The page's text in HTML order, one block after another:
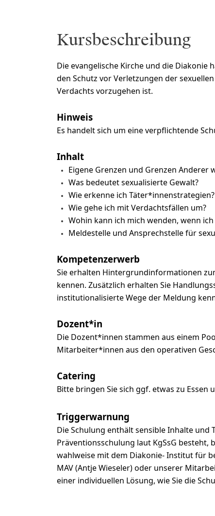
Kursbeschreibung
Die evangelische Kirche und die Diakonie
den Schutz vor Verletzungen der
Verdachts vorzugehen ist.
Hinweis
Es handelt sich um eine verpflichtende
Inhalt
Eigene Grenzen und Grenzen Anderer
Was bedeutet sexualisierte Gewalt?
Wie erkenne ich Täter*innenstrategien?
Wie gehe ich mit Verdachtsfällen um?
Wohin kann ich mich wenden, wenn
Meldestelle und Ansprechstelle für
Kompetenzerwerb
Sie erhalten Hintergrundinformationen
kennen. Zusätzlich erhalten Sie
institutionalisierte Wege der Meldung
Dozent*in
Die Dozent*innen stammen aus einem
Mitarbeiter*innen aus den operativen
Catering
Bitte bringen Sie sich ggf. etwas zu Essen
Triggerwarnung
Die Schulung enthält sensible Inhalte
Präventionsschulung laut KgSsG besteht,
wahlweise mit dem Diakonie- Institut für
MAV (Antje Wieseler) oder unserer
einer individuellen Lösung, wie Sie die